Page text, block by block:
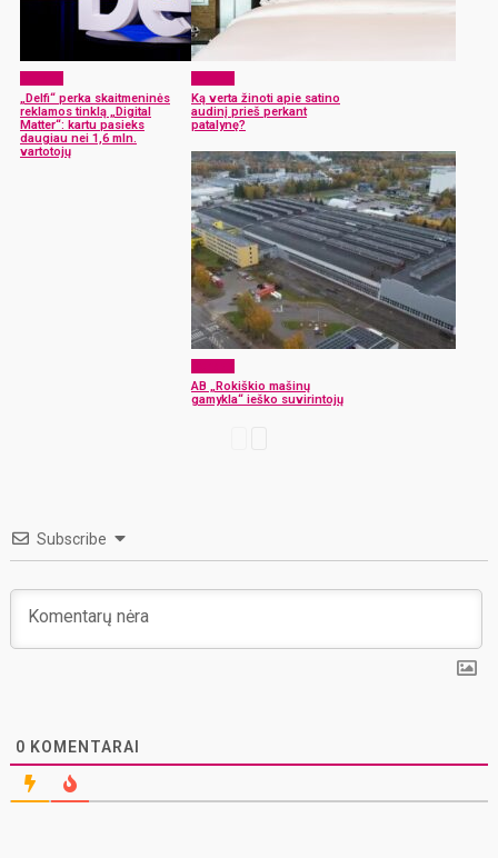
„Delfi“ perka skaitmeninės
reklamos tinklą „Digital
Matter“: kartu pasieks
daugiau nei 1,6 mln.
vartotojų
Ką verta žinoti apie satino
audinį prieš perkant
patalynę?
AB „Rokiškio mašinų
gamykla“ ieško suvirintojų
Subscribe
0 KOMENTARAI